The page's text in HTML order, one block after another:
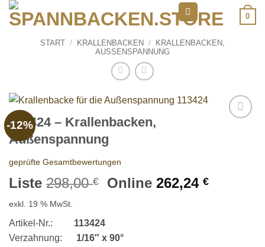
Zum
Inhalt
0
START / KRALLENBACKEN /
KRALLENBACKEN,
AUSSENSPANNUNG
-12%
113424 – Krallenbacken,
Außenspannung
geprüfte Gesamtbewertungen
Liste 298,00€
Ursprünglicher
Online 262,24€
exkl. 19 % MwSt.
Artikel-Nr.: 113424
Verzahnung: 1/16″ x 90°